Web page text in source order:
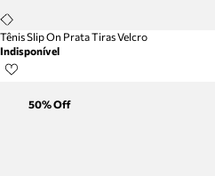
Tênis Slip On Prata Tiras Velcro
Indisponível
50% Off